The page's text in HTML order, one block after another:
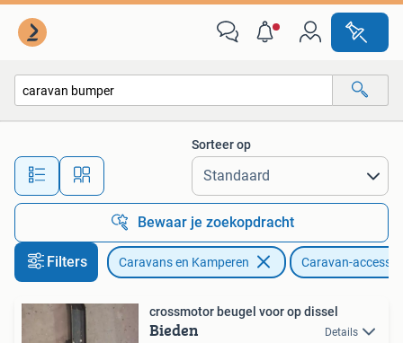
Alle afstanden…
Sorteer op
Bewaar je zoekopdracht
Filters Caravans en Kamperen Caravan-
crossmotor beugel voor op dissel
Bieden Details